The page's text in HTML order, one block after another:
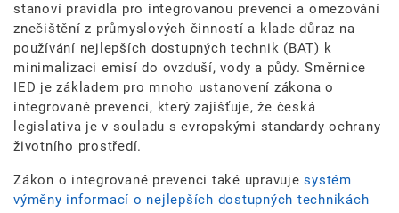
stanoví pravidla pro integrovanou prevenci a omezování
znečištění z průmyslových činností a klade důraz na
používání nejlepších dostupných technik (BAT) k
minimalizaci emisí do ovzduší, vody a půdy. Směrnice
IED je základem pro mnoho ustanovení zákona o
integrované prevenci, který zajišťuje, že česká
legislativa je v souladu s evropskými standardy ochrany
životního prostředí.
Zákon o integrované prevenci také upravujesystém
výměny informací o nejlepších dostupných technikách